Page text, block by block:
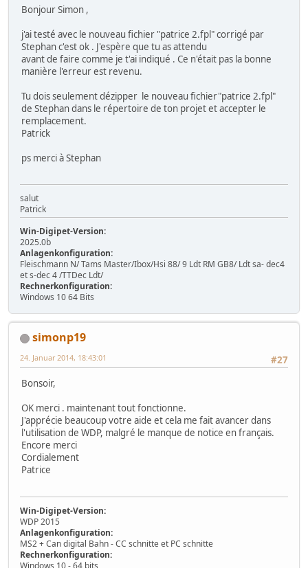
Bonjour Simon ,
j'ai testé avec le nouveau fichier "patrice 2.fpl" corrigé par
Stephan c'est ok . J'espère que tu as attendu
avant de faire comme je t'ai indiqué . Ce n'était pas la bonne
manière l'erreur est revenu.
Tu dois seulement dézipper le nouveau fichier"patrice 2.fpl"
de Stephan dans le répertoire de ton projet et accepter le
remplacement.
Patrick
ps merci à Stephan
salut
Patrick
Win-Digipet-Version:
2025.0b
Anlagenkonfiguration:
Fleischmann N/ Tams Master/Ibox/Hsi 88/ 9 Ldt RM GB8/ Ldt sa- dec4
et s-dec 4 /TTDec Ldt/
Rechnerkonfiguration:
Windows 10 64 Bits
simonp19
#27
24. Januar 2014, 18:43:01
Bonsoir,
OK merci . maintenant tout fonctionne.
J'apprécie beaucoup votre aide et cela me fait avancer dans
l'utilisation de WDP, malgré le manque de notice en français.
Encore merci
Cordialement
Patrice
Win-Digipet-Version:
WDP 2015
Anlagenkonfiguration:
MS2 + Can digital Bahn - CC schnitte et PC schnitte
Rechnerkonfiguration:
Windows 10 - 64 bits